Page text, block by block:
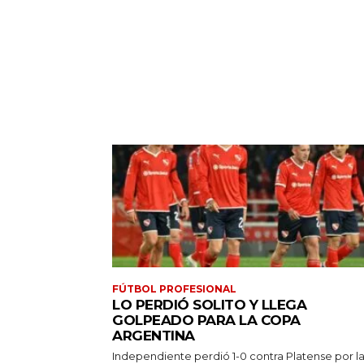
FÚTBOL PROFESIONAL
LO PERDIÓ SOLITO Y LLEGA
GOLPEADO PARA LA COPA
ARGENTINA
Independiente perdió 1-0 contra Platense por la